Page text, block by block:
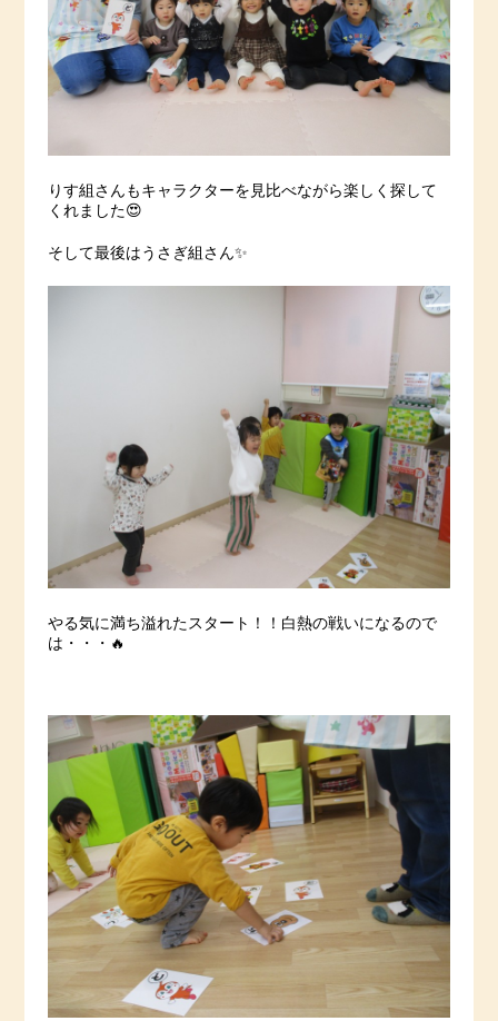
りす組さんもキャラクターを見比べながら楽しく探して
くれました😍
そして最後はうさぎ組さん✨
やる気に満ち溢れたスタート！！白熱の戦いになるので
は・・・🔥